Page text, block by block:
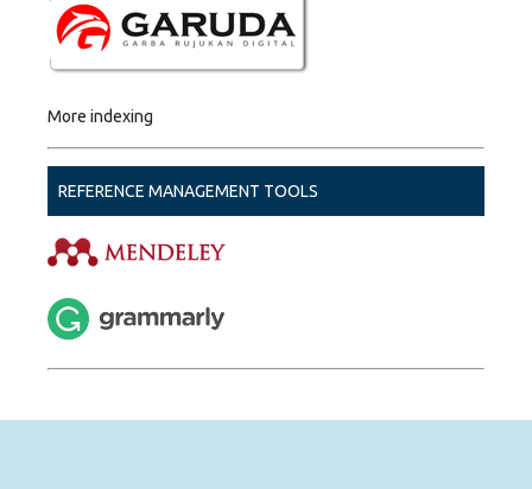
More indexing
REFERENCE MANAGEMENT TOOLS